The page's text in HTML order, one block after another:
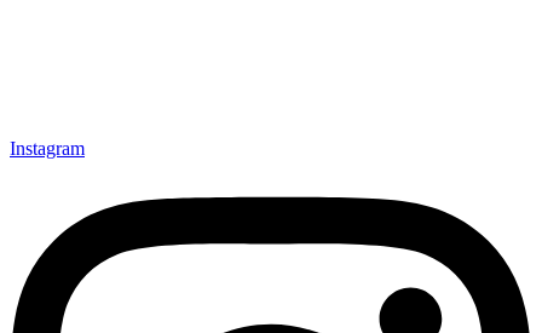
Instagram